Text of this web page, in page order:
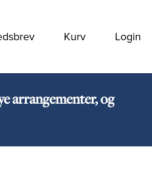
Kurv Login
arrangementer, og